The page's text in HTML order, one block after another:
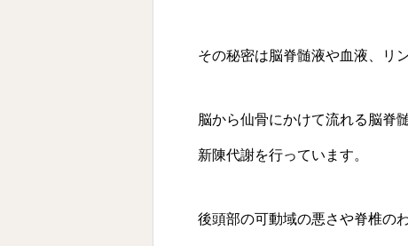
その秘密は脳脊髄液や血液、リ
脳から仙骨にかけて流れる脳脊
新陳代謝を行っています。
後頭部の可動域の悪さや脊椎の